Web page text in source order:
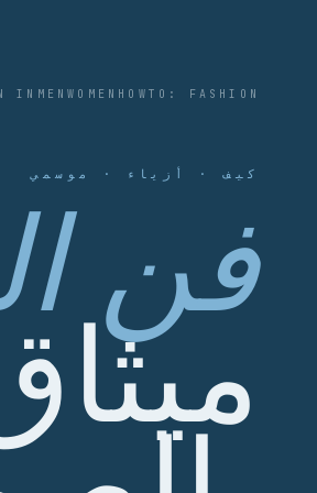
HOWTO: FASHION
WOMEN
MEN
IN
كيف · أزياء · موسمي
فن